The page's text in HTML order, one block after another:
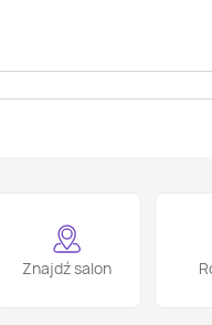
Znajdź salon